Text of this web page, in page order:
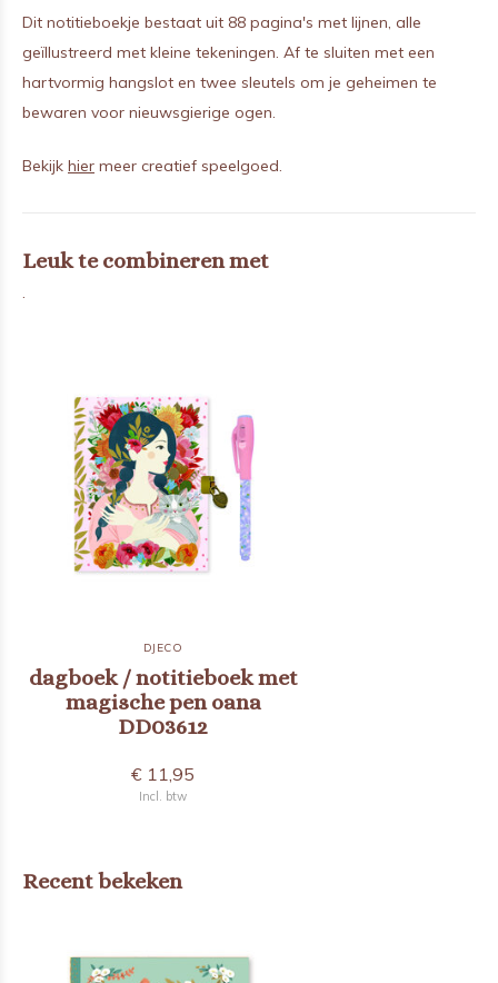
Dit notitieboekje bestaat uit 88 pagina's met lijnen, alle
geïllustreerd met kleine tekeningen. Af te sluiten met een
hartvormig hangslot en twee sleutels om je geheimen te
bewaren voor nieuwsgierige ogen.
Bekijk hier meer creatief speelgoed.
Leuk te combineren met
.
DJECO
dagboek / notitieboek met
magische pen oana
DD03612
€ 11,95
Incl. btw
Recent bekeken